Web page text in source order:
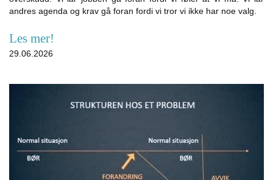
andres agenda og krav gå foran fordi vi tror vi ikke har noe valg.
Les mer!
29.06.2026